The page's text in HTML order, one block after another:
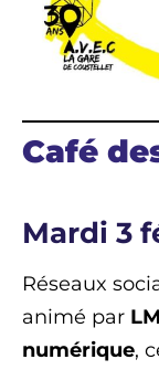
Café
Mardi 3
Réseaux
animé par
numérique,